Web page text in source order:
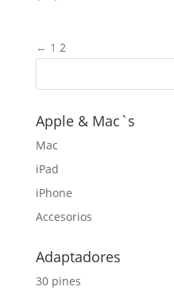
← 1 2
Apple & Mac`s
Mac
iPad
iPhone
Accesorios
Adaptadores
30 pines